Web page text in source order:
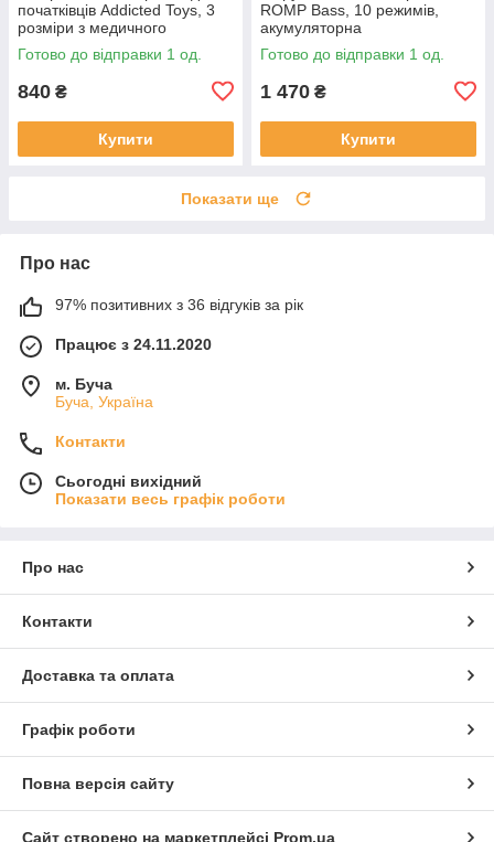
початківців Addicted Toys, 3
розміри з медичного
силікону, модель 3
Готово до відправки 1 од.
840 ₴
Купити
ROMP Bass, 10 режимів,
акумуляторна
Готово до відправки 1 од.
1 470 ₴
Купити
Показати ще
Про нас
97% позитивних з 36 відгуків за рік
Працює з 24.11.2020
м. Буча
Буча, Україна
Контакти
Сьогодні вихідний
Показати весь графік роботи
Про нас
Контакти
Доставка та оплата
Графік роботи
Повна версія сайту
Сайт створено на маркетплейсі Prom.ua